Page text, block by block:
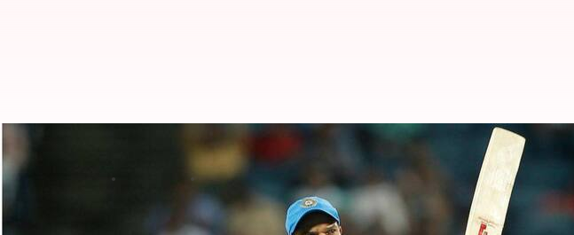
साल 2024 में इन दिग्गज क्रिकेट खिलाड़ियों ने लिया संन्यास
12:10 pm